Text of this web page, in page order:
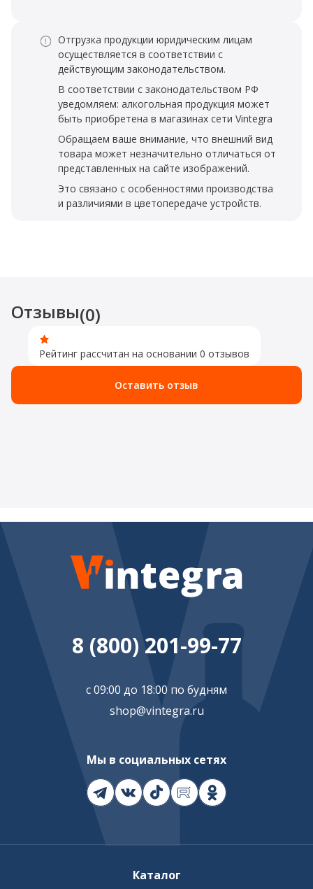
Отгрузка продукции юридическим лицам
осуществляется в соответствии с
действующим законодательством.
В соответствии с законодательством РФ
уведомляем: алкогольная продукция может
быть приобретена в магазинах сети Vintegra
Обращаем ваше внимание, что внешний вид
товара может незначительно отличаться от
представленных на сайте изображений.
Это связано с особенностями производства
и различиями в цветопередаче устройств.
Отзывы(0)
Рейтинг рассчитан на основании 0 отзывов
Оставить отзыв
8 (800) 201-99-77
с 09:00 до 18:00 по будням
shop@vintegra.ru
Мы в социальных сетях
Каталог